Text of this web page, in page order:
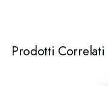
Prodotti Correlati